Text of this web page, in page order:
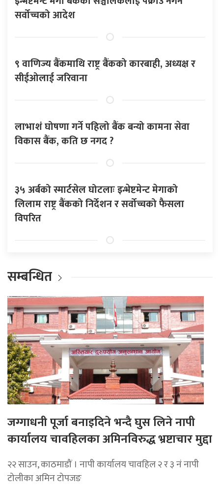
सर्वोच्चको आदेश
९ वाणिज्य बैंकमाथि राष्ट्र बैंकको कारबाही, अध्यक्ष र
सीईओलाई जरिवाना
लाभाशं घोषणा गर्ने पहिलो बैंक बन्यो कामना सेवा
विकास बैंक, कति छ नगद ?
३५ अर्बको स्मार्टसेल घोटलाः इन्भेष्टमेन्ट मेगाको
लिलाम राष्ट्र बैंकको निर्देशन र सर्वोच्चको फैसला
विपरित
सम्बन्धित
जग्गाधनी पूर्जा बनाइदिने भन्दै घुस लिने नापी
कार्यालय चावहिलका अमिनविरुद्ध भ्रष्टाचार मुद्दा
२२ साउन, काठमाडौं । नापी कार्यालय चावहिल २ र ३ नं नापी
टोलीका अमिन टोपजङ